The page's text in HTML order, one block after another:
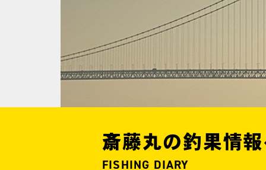
斎藤丸の釣果情
FISHING DIARY